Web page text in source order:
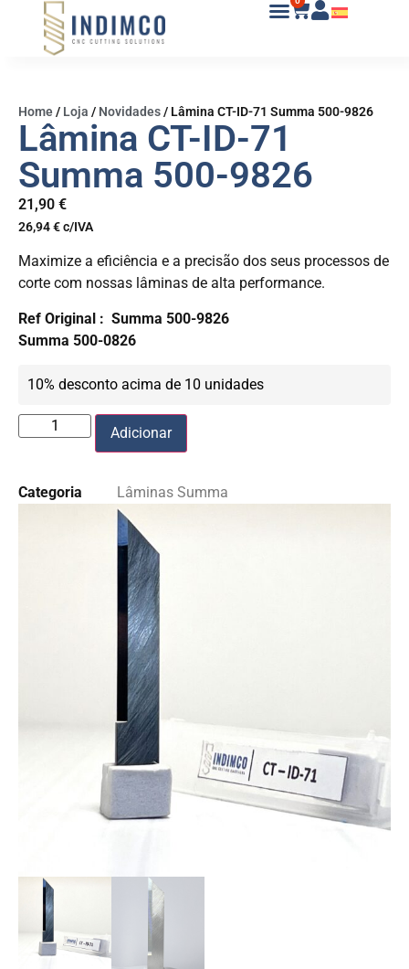
Home/ Loja / Novidades/ Lâmina CT-ID-71 Summa 500-9826
Lâmina CT-ID-71
Summa 500-9826
21,90 €
26,94€c/IVA
Maximize a eficiência e a precisão dos seus processos de
corte com nossas lâminas de alta performance.
Ref Original : Summa 500-9826
Summa 500-0826
10% desconto acima de 10 unidades
Adicionar
Categoria Lâminas Summa